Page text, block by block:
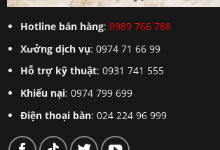
Hotline bán hàng: 0989 766 788
Xưởng dịch vụ: 0974 71 66 99
Hỗ trợ kỹ thuật: 0931 741 555
Khiếu nại: 0974 799 699
Điện thoại bàn: 024 224 96 999